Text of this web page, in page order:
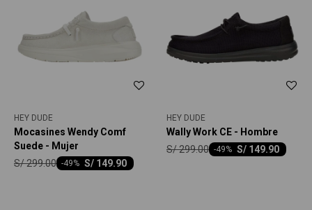
HEY DUDE
Mocasines Wendy Comf
Suede - Mujer
S/ 149.90
-49
S/299.00
HEY DUDE
Wally Work CE - Hombre
S/ 149.90
-49
S/299.00